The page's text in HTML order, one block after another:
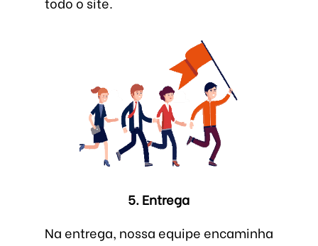
5. Entrega
Na entrega, nossa equipe encaminha